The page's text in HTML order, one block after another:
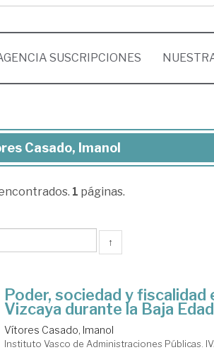
SUSCRIPCIONES
Casado, Imanol
1 páginas.
↑
Poder, sociedad y fiscalidad
Vizcaya durante la Baja
Vítores Casado, Imanol
Instituto Vasco de Administraciones Públicas.